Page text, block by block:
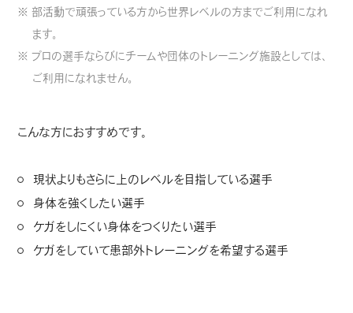
※ 部活動で頑張っている方から世界レベルの方までご利用になれ
ます。
※ プロの選手ならびにチームや団体のトレーニング施設としては、
ご利用になれません。
こんな方におすすめです。
現状よりもさらに上のレベルを目指している選手
身体を強くしたい選手
ケガをしにくい身体をつくりたい選手
ケガをしていて患部外トレーニングを希望する選手